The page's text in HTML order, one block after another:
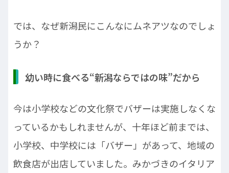
では、なぜ新潟民にこんなにムネアツなのでしょ
うか？
幼い時に食べる“新潟ならではの味”だから
今は小学校などの文化祭でバザーは実施しなくな
っているかもしれませんが、十年ほど前までは、
小学校、中学校には「バザー」があって、地域の
飲食店が出店していました。みかづきのイタリア